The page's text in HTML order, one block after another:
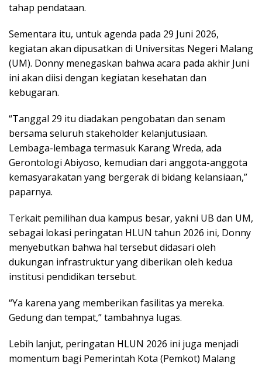
tahap pendataan.
Sementara itu, untuk agenda pada 29 Juni 2026,
kegiatan akan dipusatkan di Universitas Negeri Malang
(UM). Donny menegaskan bahwa acara pada akhir Juni
ini akan diisi dengan kegiatan kesehatan dan
kebugaran.
“Tanggal 29 itu diadakan pengobatan dan senam
bersama seluruh stakeholder kelanjutusiaan.
Lembaga-lembaga termasuk Karang Wreda, ada
Gerontologi Abiyoso, kemudian dari anggota-anggota
kemasyarakatan yang bergerak di bidang kelansiaan,”
paparnya.
Terkait pemilihan dua kampus besar, yakni UB dan UM,
sebagai lokasi peringatan HLUN tahun 2026 ini, Donny
menyebutkan bahwa hal tersebut didasari oleh
dukungan infrastruktur yang diberikan oleh kedua
institusi pendidikan tersebut.
“Ya karena yang memberikan fasilitas ya mereka.
Gedung dan tempat,” tambahnya lugas.
Lebih lanjut, peringatan HLUN 2026 ini juga menjadi
momentum bagi Pemerintah Kota (Pemkot) Malang